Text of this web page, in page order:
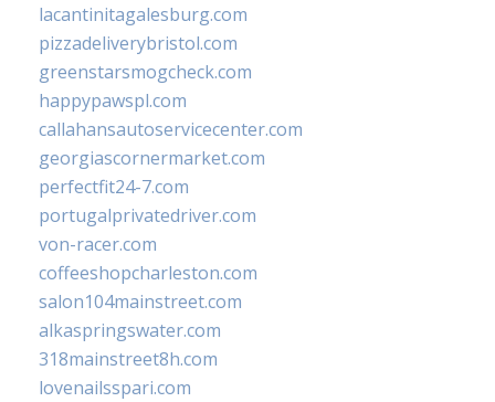
lacantinitagalesburg.com
pizzadeliverybristol.com
greenstarsmogcheck.com
happypawspl.com
callahansautoservicecenter.com
georgiascornermarket.com
perfectfit24-7.com
portugalprivatedriver.com
von-racer.com
coffeeshopcharleston.com
salon104mainstreet.com
alkaspringswater.com
318mainstreet8h.com
lovenailsspari.com